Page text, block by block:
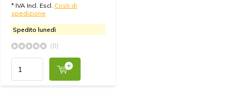
* IVA Incl. Escl. Costi di
spedizione
Spedito lunedì
(0)